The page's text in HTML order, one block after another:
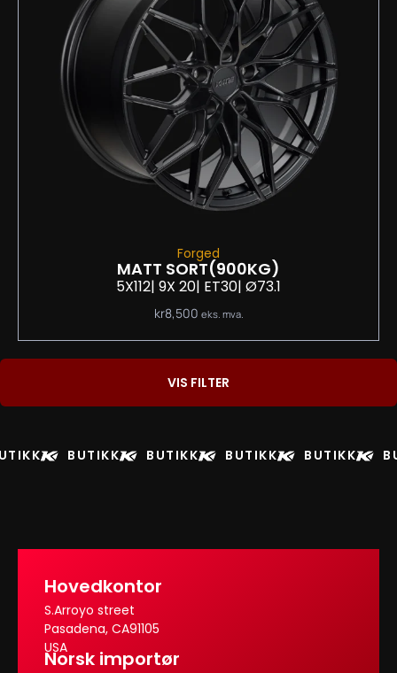
Forged
MATT SORT(900KG)
5X112| 9X 20| ET30| Ø73.1
kr8,500 eks. mva.
VIS FILTER
BUTIKK BUTIKK BUTIKK BUTIKK
Hovedkontor
S.Arroyo street
Pasadena, CA91105
USA
Norsk importør